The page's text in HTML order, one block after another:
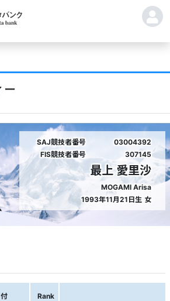
ー
SAJ競技者番号
03004392
FIS競技者番号
307145
最上 愛里沙
MOGAMI Arisa
1993年11月21日生 女
Rank